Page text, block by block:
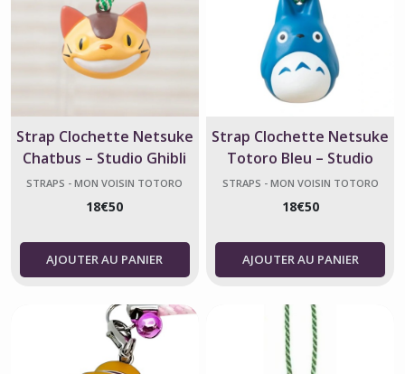
Strap Clochette Netsuke
Chatbus – Studio Ghibli
STRAPS - MON VOISIN TOTORO
18€50
AJOUTER AU PANIER
Strap Clochette Netsuke
Totoro Bleu – Studio
Ghibli
STRAPS - MON VOISIN TOTORO
18€50
AJOUTER AU PANIER
Mon
Voisin
Totoro
(3)
-
Mon
Voisin
Totoro
Porte-
clés
-